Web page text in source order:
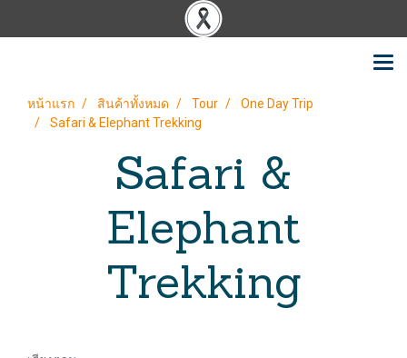
หน้าแรก สินค้าทั้งหมด Tour
One Day Trip
Safari & Elephant Trekking
Safari &
Elephant
Trekking